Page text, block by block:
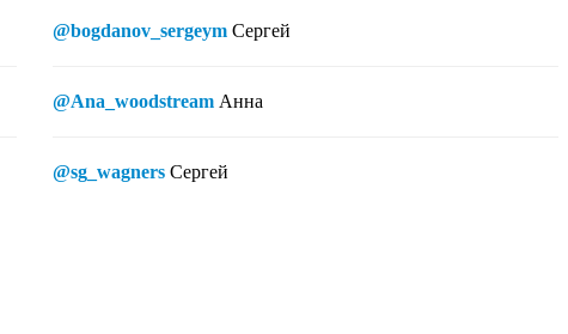
@bogdanov_sergeym Сергей
@Ana_woodstream Анна
@sg_wagners Сергей